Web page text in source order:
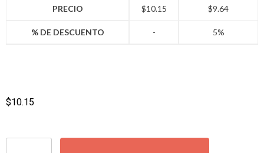
PRECIO $10.15 $9.64
% DE DESCUENTO - 5%
$10.15